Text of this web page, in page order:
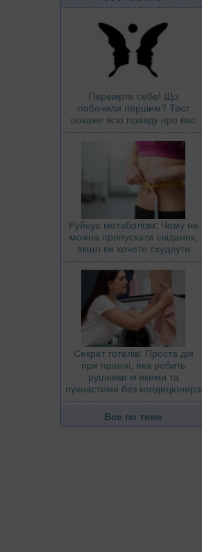
Перевірте себе! Що
побачили першим? Тест
покаже всю правду про вас
Руйнує метаболізм: Чому не
можна пропускати сніданок,
якщо ви хочете схуднути
Секрет готелів: Проста дія
при пранні, яка робить
рушники м'якими та
пухнастими без кондиціонера
Все по теме